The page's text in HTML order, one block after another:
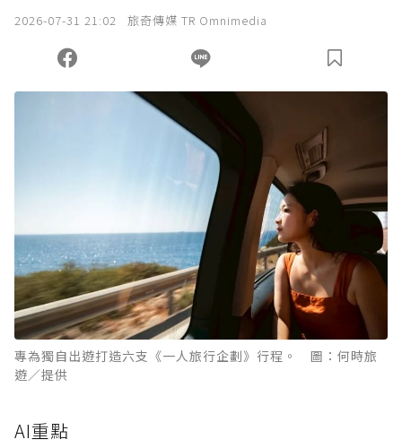
您當前剩餘 U 利點數：0點；前往 購買點數
2026-07-31 21:02 旅奇傳媒 TR Omnimedia
專為獨自出遊打造六支《一人旅行企劃》行程。 圖：何時旅
遊／提供
AI重點